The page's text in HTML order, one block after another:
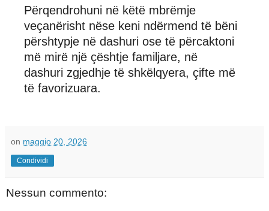
Përqendrohuni në këtë mbrëmje
veçanërisht nëse keni ndërmend të bëni
përshtypje në dashuri ose të përcaktoni
më mirë një çështje familjare, në
dashuri zgjedhje të shkëlqyera, çifte më
të favorizuara.
on maggio 20, 2026
Condividi
Nessun commento: